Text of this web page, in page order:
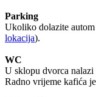
Parking
Ukoliko dolazite
lokacija).
WC
U sklopu dvorca
Radno vrijeme kafića